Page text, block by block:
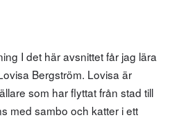
I det här avsnittet får jag lära
Bergström. Lovisa är
som har flyttat från stad till
med sambo och katter i ett